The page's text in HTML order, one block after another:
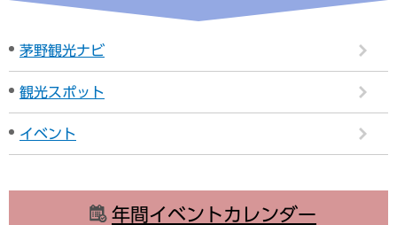
茅野観光ナビ
観光スポット
イベント
年間イベントカレンダー